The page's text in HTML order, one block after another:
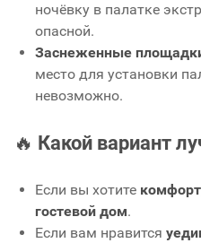
ночёвку в палатке
опасной.
Заснеженные
место для установки
невозможно.
🔥 Какой вариант
Если вы хотите комфорт
гостевой дом.
Если вам нравится